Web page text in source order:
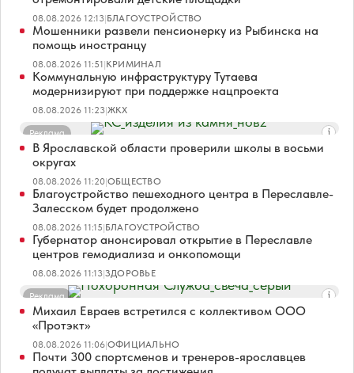
08.08.2026 12:13|БЛАГОУСТРОЙСТВО
Мошенники развели пенсионерку из Рыбинска на
помощь иностранцу
08.08.2026 11:51|КРИМИНАЛ
Коммунальную инфраструктуру Тутаева
модернизируют при поддержке нацпроекта
08.08.2026 11:23|ЖКХ
Реклама
В Ярославской области проверили школы в восьми
округах
08.08.2026 11:20|ОБЩЕСТВО
Благоустройство пешеходного центра в Переславле-
Залесском будет продолжено
08.08.2026 11:15|БЛАГОУСТРОЙСТВО
Губернатор анонсировал открытие в Переславле
центров гемодиализа и онкопомощи
08.08.2026 11:13|ЗДОРОВЬЕ
Реклама
Михаил Евраев встретился с коллективом ООО
«Протэкт»
08.08.2026 11:06|ОФИЦИАЛЬНО
Почти 300 спортсменов и тренеров-ярославцев